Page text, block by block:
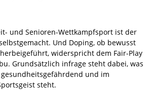
und Senioren-Wettkampfsport ist der
Und Doping, ob bewusst
widerspricht dem Fair-Play
Grundsätzlich infrage steht dabei, was
und im
steht.